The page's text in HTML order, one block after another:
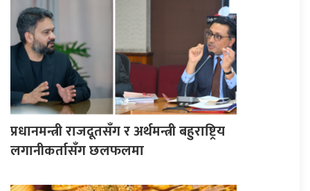
प्रधानमन्त्री राजदूतसँग र अर्थमन्त्री बहुराष्ट्रिय
लगानीकर्तासँग छलफलमा